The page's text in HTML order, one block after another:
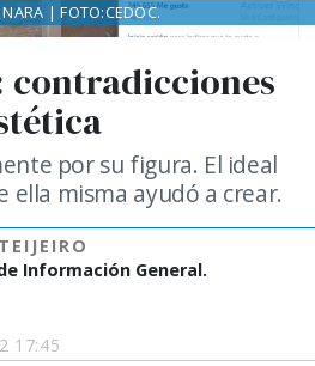
17:45
contradicciones
por su figura. El ideal
ella misma ayudó a crear.
Información General.
| FOTO:CEDOC.